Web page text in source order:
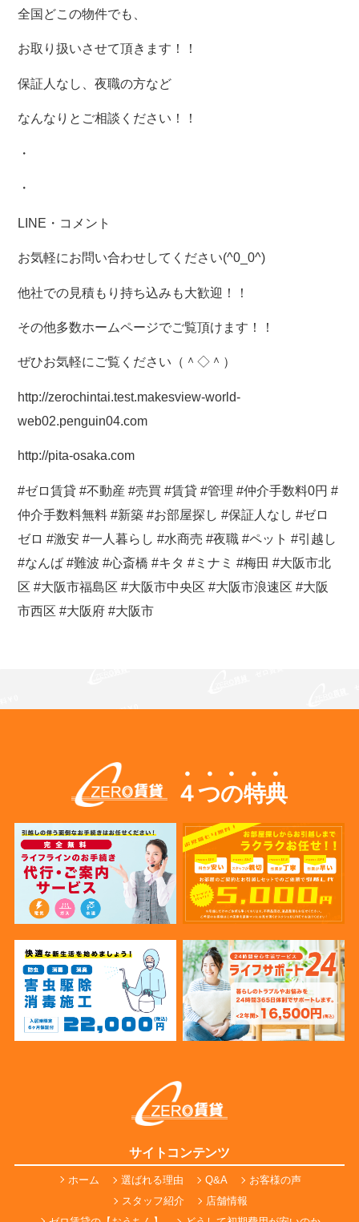
全国どこの物件でも、
お取り扱いさせて頂きます！！
保証人なし、夜職の方など
なんなりとご相談ください！！
・
・
LINE・コメント
お気軽にお問い合わせしてください(^0_0^)
他社での見積もり持ち込みも大歓迎！！
その他多数ホームページでご覧頂けます！！
ぜひお気軽にご覧ください（＾◇＾）
http://zerochintai.test.makesview-world-
web02.penguin04.com
http://pita-osaka.com
#ゼロ賃貸 #不動産 #売買 #賃貸 #管理 #仲介手数料0円 #
仲介手数料無料 #新築 #お部屋探し #保証人なし #ゼロ
ゼロ #激安 #一人暮らし #水商売 #夜職 #ペット #引越し
#なんば #難波 #心斎橋 #キタ #ミナミ #梅田 #大阪市北
区 #大阪市福島区 #大阪市中央区 #大阪市浪速区 #大阪
市西区 #大阪府 #大阪市
４つの特典
サイトコンテンツ
ホーム 選ばれる理由 Q&A
お客様の声
スタッフ紹介
店舗情報